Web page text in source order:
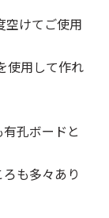
けてご使用
使用して作れ
孔ボードと
も多々あり